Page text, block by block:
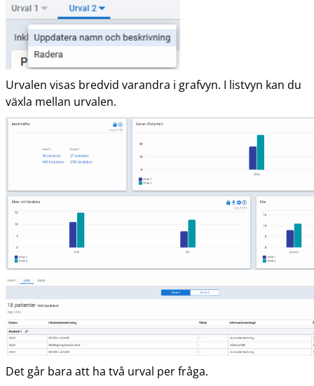
Urvalen visas bredvid varandra i grafvyn. I listvyn kan du
växla mellan urvalen.
Det går bara att ha två urval per fråga.